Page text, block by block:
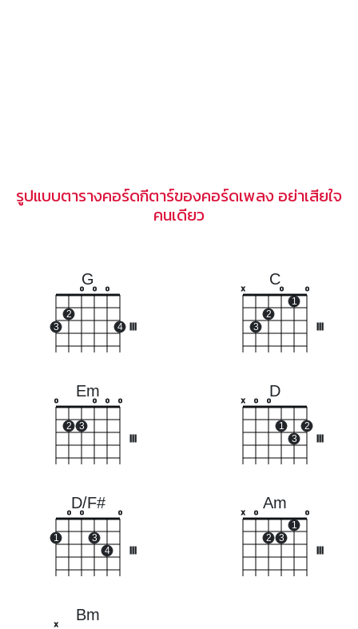
รูปแบบตารางคอร์ดกีตาร์ของคอร์ดเพลง อย่าเสียใจ
คนเดียว
G
3
2
o o o
4
C
x
3
2
o
1
o
Em
o
2 3
o o o
D
x o o
1
3
2
D/F#
1
o o
3
4
o
Am
x o
2 3
1
o
Bm
x